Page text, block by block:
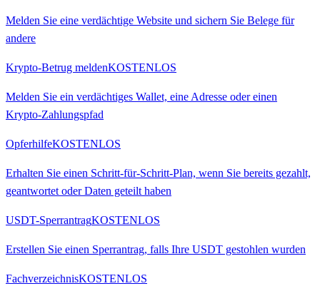
Melden Sie eine verdächtige Website und sichern Sie Belege für
andere
Krypto-Betrug meldenKOSTENLOS
Melden Sie ein verdächtiges Wallet, eine Adresse oder einen
Krypto-Zahlungspfad
OpferhilfeKOSTENLOS
Erhalten Sie einen Schritt-für-Schritt-Plan, wenn Sie bereits gezahlt,
geantwortet oder Daten geteilt haben
USDT-SperrantragKOSTENLOS
Erstellen Sie einen Sperrantrag, falls Ihre USDT gestohlen wurden
FachverzeichnisKOSTENLOS